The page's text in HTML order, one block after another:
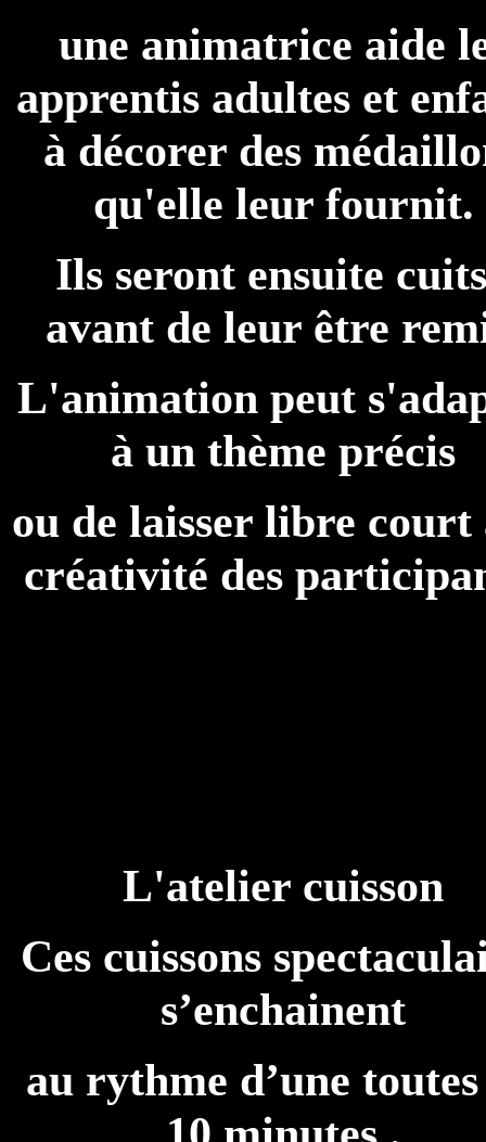
une animatrice aide
apprentis adultes et
à décorer des
qu'elle leur fournit.
Ils seront ensuite
avant de leur être
L'animation peut
à un thème précis
ou de laisser libre court
créativité des
L'atelier cuisson
Ces cuissons
s’enchainent
au rythme d’une toutes